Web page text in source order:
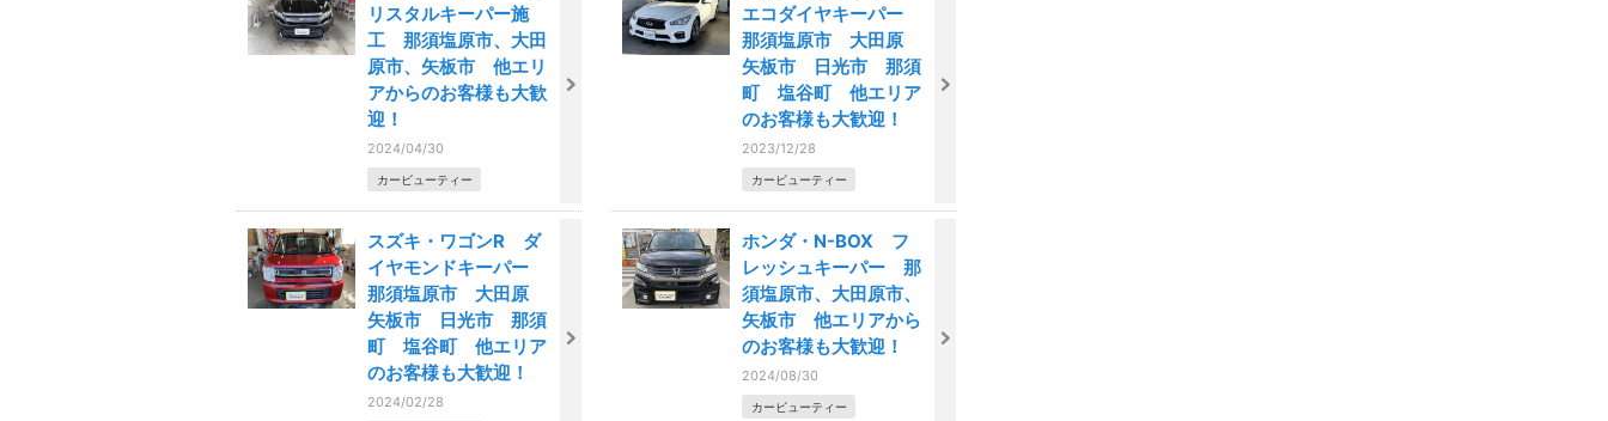
リスタルキーパー施
工 那須塩原市、大田
原市、矢板市 他エリ
アからのお客様も大歓
迎！
2024/04/30
カービューティー
エコダイヤキーパー
那須塩原市 大田原
矢板市 日光市 那須
町 塩谷町 他エリア
のお客様も大歓迎！
2023/12/28
カービューティー
スズキ・ワゴンR ダ
イヤモンドキーパー
那須塩原市 大田原
矢板市 日光市 那須
町 塩谷町 他エリア
のお客様も大歓迎！
2024/02/28
ホンダ・N-BOX フ
レッシュキーパー 那
須塩原市、大田原市、
矢板市 他エリアから
のお客様も大歓迎！
2024/08/30
カービューティー